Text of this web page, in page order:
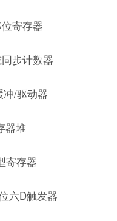
寄存器
步计数器
冲/驱动器
器堆
寄存器
六D触发器